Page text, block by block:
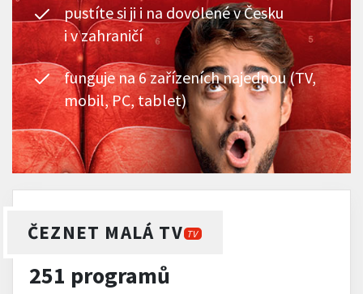
pustíte si ji i na dovolené v Česku
i v zahraničí
funguje na 6 zařízeních najednou (TV,
mobil, PC, tablet)
ČEZNET MALÁ TV TV
251 programů